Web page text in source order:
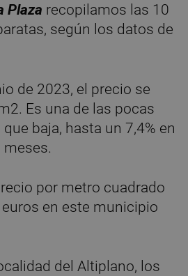
Plaza recopilamos las 10
según los datos de
de 2023, el precio se
Es una de las pocas
baja, hasta un 7,4% en
por metro cuadrado
en este municipio
del Altiplano, los